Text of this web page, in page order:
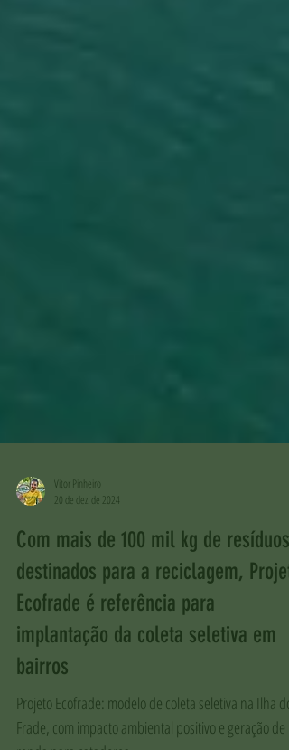
Vitor Pinheiro
20 de dez. de 2024
Com mais de 100 mil kg de resíduos
destinados para a reciclagem, Projeto
Ecofrade é referência para
bairros